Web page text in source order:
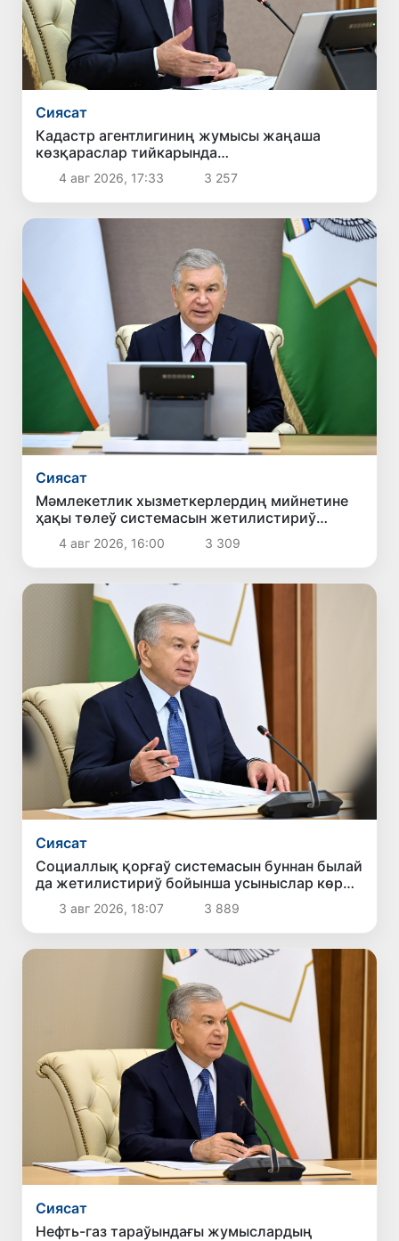
Сиясат
Кадастр агентлигиниң жумысы жаңаша
көзқараслар тийкарында
шөлкемлестириледи
4 авг 2026, 17:33 3 257
Сиясат
Мәмлекетлик хызметкерлердиң мийнетине
ҳақы төлеў системасын жетилистириў
бойынша усыныслар көрип шығылды
4 авг 2026, 16:00 3 309
Сиясат
Социаллық қорғаў системасын буннан былай
да жетилистириў бойынша усыныслар көрип
шығылды
3 авг 2026, 18:07 3 889
Сиясат
Нефть-газ тараўындағы жумыслардың